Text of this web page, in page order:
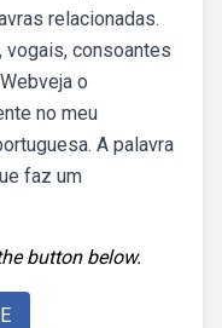
relacionadas.
vogais, consoantes
o
no meu
A palavra
faz um
button below.